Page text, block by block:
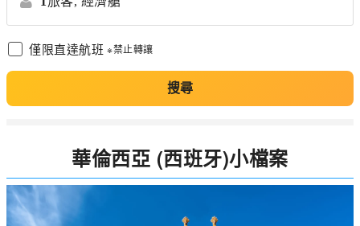
僅限直達航班 ※禁止轉讓
搜尋
華倫西亞 (西班牙)小檔案